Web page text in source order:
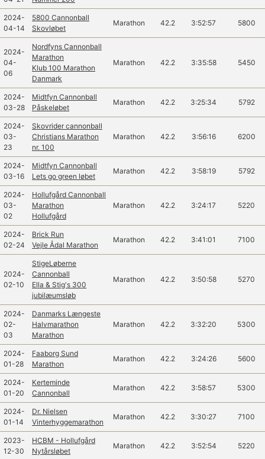
2024-
04-14
5800 Cannonball
Skovløbet
Marathon 42.2 3:52:57 5800
2024-
04-
06
Nordfyns Cannonball
Marathon
Klub 100 Marathon
Danmark
Marathon 42.2 3:35:58 5450
2024-
03-28
Midtfyn Cannonball
Påskeløbet
Marathon 42.2 3:25:34 5792
2024-
03-
23
Skovrider cannonball
Christians Marathon
nr. 100
Marathon 42.2 3:56:16 6200
2024-
03-16
Midtfyn Cannonball
Lets go green løbet
Marathon 42.2 3:58:19 5792
2024-
03-
02
Hollufgård Cannonball
Marathon
Hollufgård
Marathon 42.2 3:24:17 5220
2024-
02-24
Brick Run
Vejle Ådal Marathon
Marathon 42.2 3:41:01 7100
2024-
02-10
StigeLøberne
Cannonball
Ella & Stig's 300
jubilæumsløb
Marathon 42.2 3:50:58 5270
2024-
02-
03
Danmarks Længeste
Halvmarathon
Marathon
Marathon 42.2 3:32:20 5300
2024-
01-28
Faaborg Sund
Marathon
Marathon 42.2 3:24:26 5600
2024-
01-20
Kerteminde
Cannonball
Marathon 42.2 3:58:57 5300
2024-
01-14
Dr. Nielsen
Vinterhyggemarathon
Marathon 42.2 3:30:27 7100
2023-
12-30
HCBM - Hollufgård
Nytårsløbet
Marathon 42.2 3:52:54 5220